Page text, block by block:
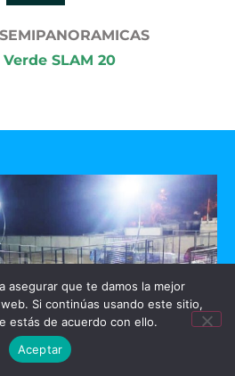
SEMIPANORAMICAS
SLAM 20
asegurar que te damos la mejor
Si continúas usando este sitio,
estás de acuerdo con ello.
Aceptar